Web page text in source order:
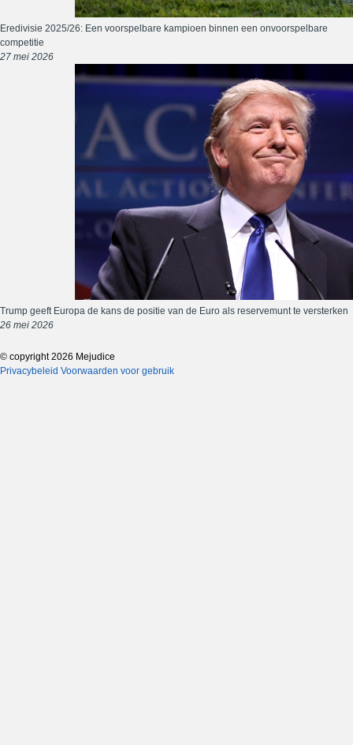
Eredivisie 2025/26: Een voorspelbare kampioen binnen een onvoorspelbare
competitie
27 mei 2026
Trump geeft Europa de kans de positie van de Euro als reservemunt te versterken
26 mei 2026
© copyright 2026 Mejudice
Privacybeleid Voorwaarden voor gebruik